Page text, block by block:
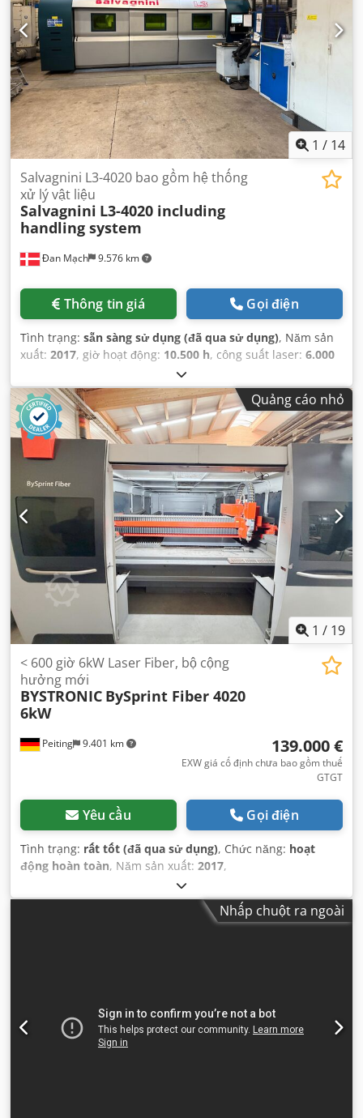
1 / 14
Đan Mạch 9.576 km
Salvagnini L3-4020 bao gồm hệ thống
xử lý vật liệu
Salvagnini L3-4020 including
handling system
Thông tin giá Gọi điện
Tình trạng: sẵn sàng sử dụng (đã qua sử dụng), Năm sản
xuất: 2017, giờ hoạt động: 10.500 h, công suất laser: 6.000
, khoảng cách di chuyển trục X:
di chuyển trục Y:2.032 mm, khoảng cách di chuyển trục Z:
100 mm, số lượng trục:3, Quảng cáo nhỏ
1 / 19
Peiting 9.401 km
< 600 giờ 6kW Laser Fiber, bộ cộng
hưởng mới
BYSTRONIC BySprint Fiber 4020
6kW
139.000 €
EXW giá cố định chưa bao gồm thuế
GTGT
Yêu cầu Gọi điện
Tình trạng: rất tốt (đã qua sử dụng), Chức năng: hoạt
động hoàn toàn, Năm sản xuất: 2017,
Nhấp chuột ra ngoài